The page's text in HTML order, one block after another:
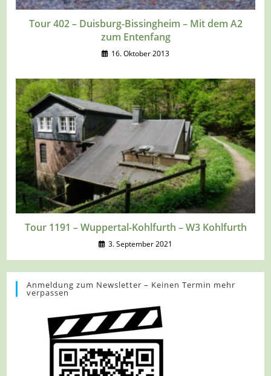
Tour 402 – Duisburg-Bissingheim – Mit dem A2
zum Entenfang
16. Oktober 2013
Tour 1191 – Wuppertal-Kohlfurth – W3 Kohlfurth
3. September 2021
Anmeldung zum Newsletter – Keinen Termin mehr
verpassen